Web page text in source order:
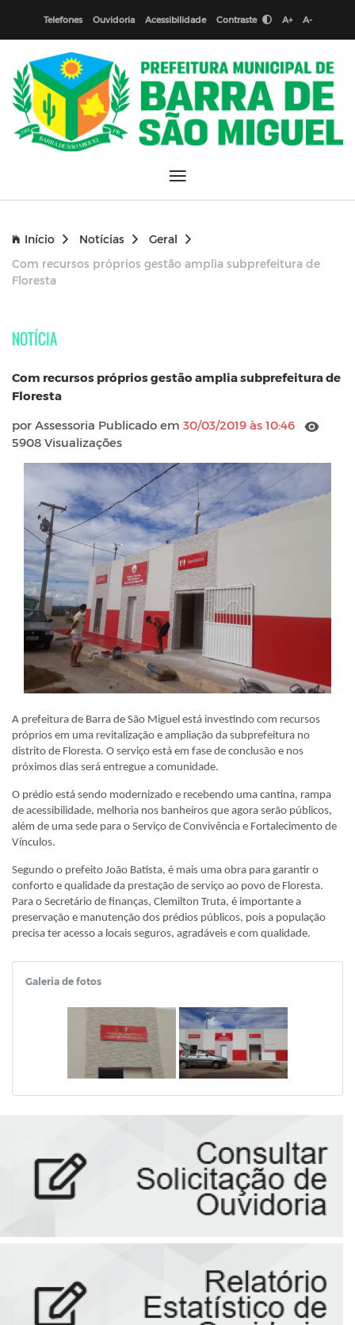
Telefones Ouvidoria Acessibilidade Contraste A+ A-
Início Notícias
Geral
Com recursos próprios gestão amplia subprefeitura de
Floresta
NOTÍCIA
Com recursos próprios gestão amplia subprefeitura de
Floresta
por Assessoria Publicado em 30/03/2019 às 10:46
5908 Visualizações
A prefeitura de Barra de São Miguel está investindo com recursos
próprios em uma revitalização e ampliação da subprefeitura no
distrito de Floresta. O serviço está em fase de conclusão e nos
próximos dias será entregue a comunidade.
O prédio está sendo modernizado e recebendo uma cantina, rampa
de acessibilidade, melhoria nos banheiros que agora serão públicos,
além de uma sede para o Serviço de Convivência e Fortalecimento de
Vínculos.
Segundo o prefeito João Batista, é mais uma obra para garantir o
conforto e qualidade da prestação de serviço ao povo de Floresta.
Para o Secretário de finanças, Clemilton Truta, é importante a
preservação e manutenção dos prédios públicos, pois a população
precisa ter acesso a locais seguros, agradáveis e com qualidade.
Galeria de fotos